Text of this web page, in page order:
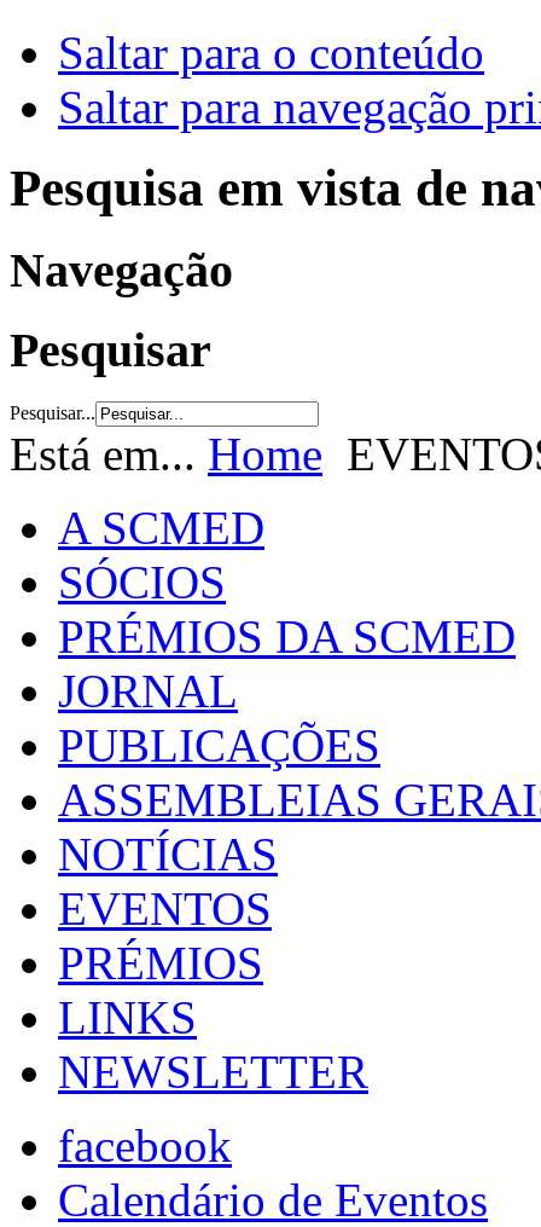
Saltar para o conteúdo
Saltar para navegação
Pesquisa em vista de
Navegação
Pesquisar
Pesquisar...
Está em... Home
A SCMED
SÓCIOS
PRÉMIOS DA SCMED
JORNAL
PUBLICAÇÕES
ASSEMBLEIAS
NOTÍCIAS
EVENTOS
PRÉMIOS
LINKS
NEWSLETTER
facebook
Calendário de Eventos